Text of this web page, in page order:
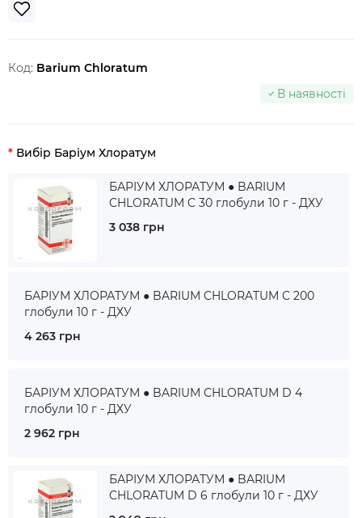
Код: Barium Chloratum
В наявності
Вибір Баріум Хлоратум
БАРІУМ ХЛОРАТУМ ● BARIUM
CHLORATUM C 30 глобули 10 г - ДХУ
3 038 грн
БАРІУМ ХЛОРАТУМ ● BARIUM CHLORATUM C 200
глобули 10 г - ДХУ
4 263 грн
БАРІУМ ХЛОРАТУМ ● BARIUM CHLORATUM D 4
глобули 10 г - ДХУ
2 962 грн
БАРІУМ ХЛОРАТУМ ● BARIUM
CHLORATUM D 6 глобули 10 г - ДХУ